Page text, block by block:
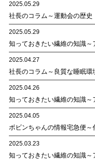
2025.05.29
社長のコラム～運動会の歴史
2025.05.29
知っておきたい繊維の知識～
2025.04.27
社長のコラム～良質な睡眠環
2025.04.26
知っておきたい繊維の知識～
2025.04.05
ボビンちゃんの情報宅急便～
2025.03.23
知っておきたい繊維の知識～